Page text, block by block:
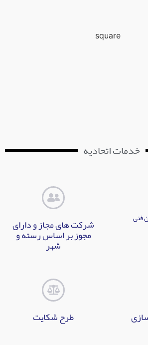
خدمات اتحادیه
فنی شرکت های مجاز و دارای
مجوز بر اساس رسته و
شهر
طرح شکایت